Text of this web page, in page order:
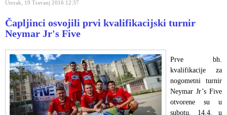
Utorak, 19 Travanj 2016 12:37
Čapljinci osvojili prvi kvalifikacijski turnir
Neymar Jr's Five
Prve bh.
kvalifikacije za
nogometni turnir
Neymar Jr’s Five
otvorene su u
subotu, 14.4. u